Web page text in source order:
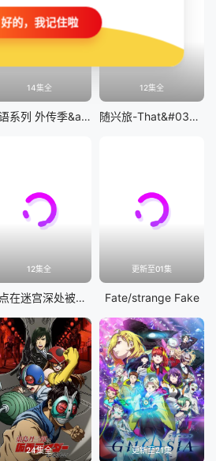
14集全
物语系列 外传季&amp;怪物季
12集全
随兴旅-That&#039;s Journey-
12集全
差点在迷宫深处被信任的伙伴杀掉，但靠着天赐技能「无限扭蛋」获得等级9999的伙伴，我要向前队友和世界展开复仇&amp;「给他们好看！」
更新至01集
Fate/strange Fake
24集全 更新至21集
好的，我记住啦